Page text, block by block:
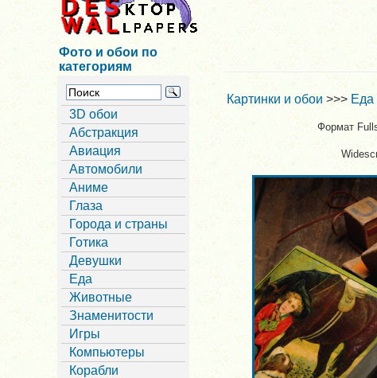
Фото и обои по
категориям
3D обои
Абстракция
Авиация
Автомобили
Аниме
Глаза
Города и страны
Готика
Девушки
Еда
Животные
Знаменитости
Игры
Компьютеры
Корабли
Картинки и обои>>>Еда
Формат